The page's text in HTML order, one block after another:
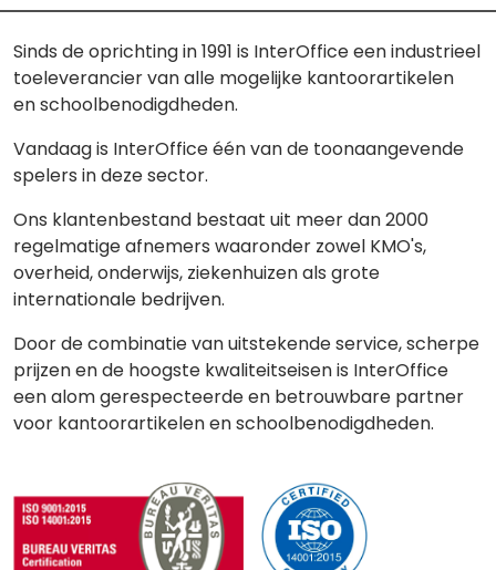
Sinds de oprichting in 1991 is InterOffice een industrieel
toeleverancier van alle mogelijke kantoorartikelen
en schoolbenodigdheden.
Vandaag is InterOffice één van de toonaangevende
spelers in deze sector.
Ons klantenbestand bestaat uit meer dan 2000
regelmatige afnemers waaronder zowel KMO's,
overheid, onderwijs, ziekenhuizen als grote
internationale bedrijven.
Door de combinatie van uitstekende service, scherpe
prijzen en de hoogste kwaliteitseisen is InterOffice
een alom gerespecteerde en betrouwbare partner
voor kantoorartikelen en schoolbenodigdheden.